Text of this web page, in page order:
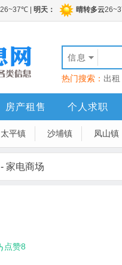
信息
热门搜索： 出租
房产租售 个人求职
太平镇 沙埔镇 凤山镇
- 家电商场
点赞8